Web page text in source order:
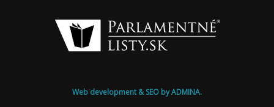
Web development & SEO by ADMINA.